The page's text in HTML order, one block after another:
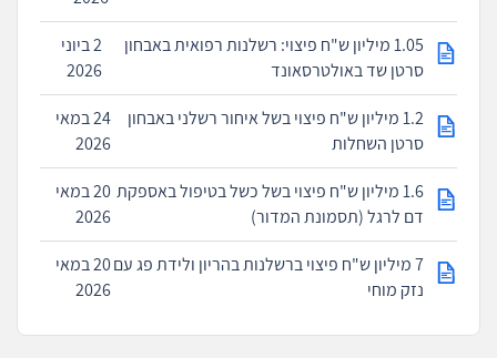
1.05 מיליון ש"ח פיצוי: רשלנות רפואית באבחון
סרטן שד באולטרסאונד
2 ביוני
2026
1.2 מיליון ש"ח פיצוי בשל איחור רשלני באבחון
סרטן השחלות
24 במאי
2026
1.6 מיליון ש"ח פיצוי בשל כשל בטיפול באספקת
דם לרגל (תסמונת המדור)
20 במאי
2026
7 מיליון ש"ח פיצוי ברשלנות בהריון ולידת פג עם
נזק מוחי
20 במאי
2026